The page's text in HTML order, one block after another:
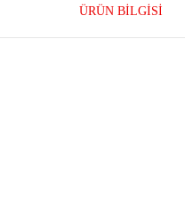
ÜRÜN BILGISI